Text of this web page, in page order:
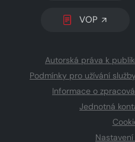
VOP
Autorská práva k
Podmínky pro užívání
Informace o
Jednotná